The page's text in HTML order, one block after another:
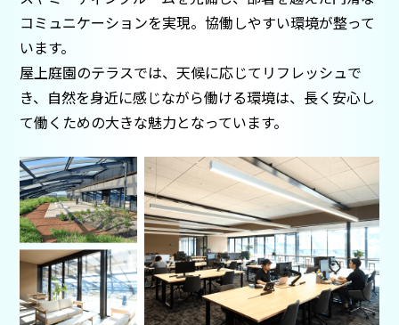
コミュニケーションを実現。協働しやすい環境が整って
います。
屋上庭園のテラスでは、天候に応じてリフレッシュで
き、自然を身近に感じながら働ける環境は、長く安心し
て働くための大きな魅力となっています。